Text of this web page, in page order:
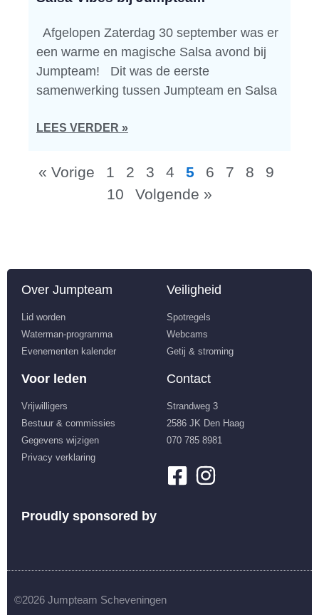
Afgelopen Zaterdag 30 september was er
een warme en magische Salsa avond bij
Jumpteam! Dit was de eerste
samenwerking tussen Jumpteam en Salsa
LEES VERDER »
« Vorige 1 2 3 4 5 6 7 8
9
10
Volgende »
Over Jumpteam
Lid worden
Waterman-programma
Evenementen kalender
Veiligheid
Spotregels
Webcams
Getij & stroming
Voor leden
Vrijwilligers
Bestuur & commissies
Gegevens wijzigen
Privacy verklaring
Contact
Strandweg 3
2586 JK Den Haag
070 785 8981
Proudly sponsored by
©2026 Jumpteam Scheveningen